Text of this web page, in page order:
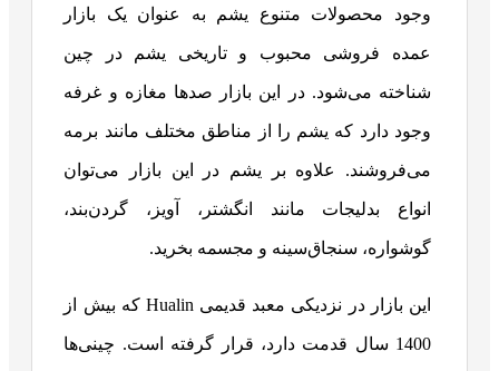
وجود محصولات متنوع یشم به عنوان یک بازار
عمده فروشی محبوب و تاریخی یشم در چین
شناخته می‌شود. در این بازار صدها مغازه و غرفه
وجود دارد که یشم را از مناطق مختلف مانند برمه
می‌فروشند. علاوه بر یشم در این بازار می‌توان
انواع بدلیجات مانند انگشتر، آویز، گردن‌بند،
گوشواره، سنجاق‌سینه و مجسمه بخرید.
این بازار در نزدیکی معبد قدیمی Hualin که بیش از
1400 سال قدمت دارد، قرار گرفته است. چینی‌ها